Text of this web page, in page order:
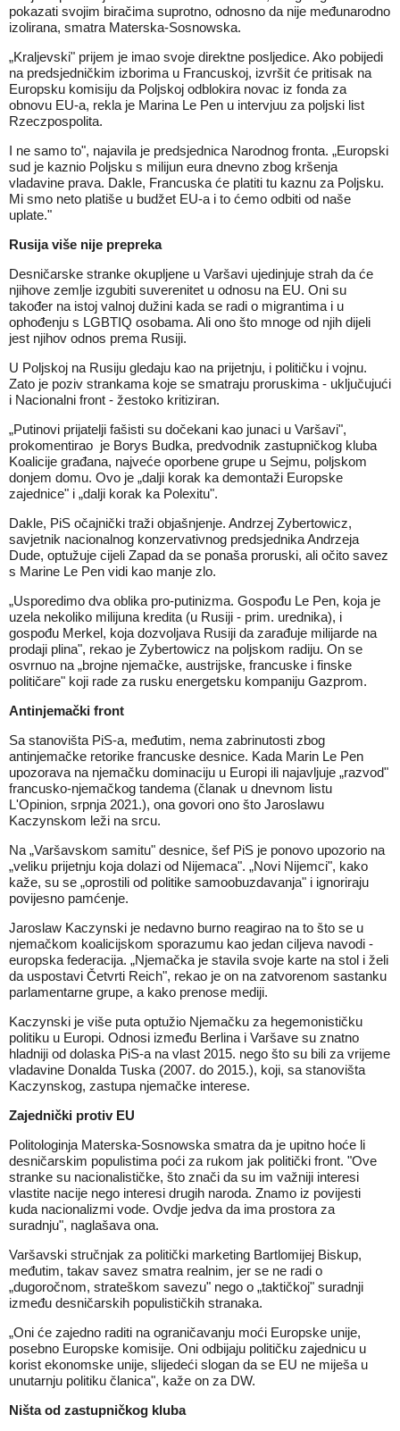
pokazati svojim biračima suprotno, odnosno da nije međunarodno
izolirana, smatra Materska-Sosnowska.
„Kraljevski" prijem je imao svoje direktne posljedice. Ako pobijedi
na predsjedničkim izborima u Francuskoj, izvršit će pritisak na
Europsku komisiju da Poljskoj odblokira novac iz fonda za
obnovu EU-a, rekla je Marina Le Pen u intervjuu za poljski list
Rzeczpospolita.
I ne samo to", najavila je predsjednica Narodnog fronta. „Europski
sud je kaznio Poljsku s milijun eura dnevno zbog kršenja
vladavine prava. Dakle, Francuska će platiti tu kaznu za Poljsku.
Mi smo neto platiše u budžet EU-a i to ćemo odbiti od naše
uplate."
Rusija više nije prepreka
Desničarske stranke okupljene u Varšavi ujedinjuje strah da će
njihove zemlje izgubiti suverenitet u odnosu na EU. Oni su
također na istoj valnoj dužini kada se radi o migrantima i u
ophođenju s LGBTIQ osobama. Ali ono što mnoge od njih dijeli
jest njihov odnos prema Rusiji.
U Poljskoj na Rusiju gledaju kao na prijetnju, i političku i vojnu.
Zato je poziv strankama koje se smatraju proruskima - uključujući
i Nacionalni front - žestoko kritiziran.
„Putinovi prijatelji fašisti su dočekani kao junaci u Varšavi",
prokomentirao je Borys Budka, predvodnik zastupničkog kluba
Koalicije građana, najveće oporbene grupe u Sejmu, poljskom
donjem domu. Ovo je „dalji korak ka demontaži Europske
zajednice" i „dalji korak ka Polexitu".
Dakle, PiS očajnički traži objašnjenje. Andrzej Zybertowicz,
savjetnik nacionalnog konzervativnog predsjednika Andrzeja
Dude, optužuje cijeli Zapad da se ponaša proruski, ali očito savez
s Marine Le Pen vidi kao manje zlo.
„Usporedimo dva oblika pro-putinizma. Gospođu Le Pen, koja je
uzela nekoliko milijuna kredita (u Rusiji - prim. urednika), i
gospođu Merkel, koja dozvoljava Rusiji da zarađuje milijarde na
prodaji plina", rekao je Zybertowicz na poljskom radiju. On se
osvrnuo na „brojne njemačke, austrijske, francuske i finske
političare" koji rade za rusku energetsku kompaniju Gazprom.
Antinjemački front
Sa stanovišta PiS-a, međutim, nema zabrinutosti zbog
antinjemačke retorike francuske desnice. Kada Marin Le Pen
upozorava na njemačku dominaciju u Europi ili najavljuje „razvod"
francusko-njemačkog tandema (članak u dnevnom listu
L'Opinion, srpnja 2021.), ona govori ono što Jaroslawu
Kaczynskom leži na srcu.
Na „Varšavskom samitu" desnice, šef PiS je ponovo upozorio na
„veliku prijetnju koja dolazi od Nijemaca". „Novi Nijemci", kako
kaže, su se „oprostili od politike samoobuzdavanja" i ignoriraju
povijesno pamćenje.
Jaroslaw Kaczynski je nedavno burno reagirao na to što se u
njemačkom koalicijskom sporazumu kao jedan ciljeva navodi -
europska federacija. „Njemačka je stavila svoje karte na stol i želi
da uspostavi Četvrti Reich", rekao je on na zatvorenom sastanku
parlamentarne grupe, a kako prenose mediji.
Kaczynski je više puta optužio Njemačku za hegemonističku
politiku u Europi. Odnosi između Berlina i Varšave su znatno
hladniji od dolaska PiS-a na vlast 2015. nego što su bili za vrijeme
vladavine Donalda Tuska (2007. do 2015.), koji, sa stanovišta
Kaczynskog, zastupa njemačke interese.
Zajednički protiv EU
Politologinja Materska-Sosnowska smatra da je upitno hoće li
desničarskim populistima poći za rukom jak politički front. "Ove
stranke su nacionalističke, što znači da su im važniji interesi
vlastite nacije nego interesi drugih naroda. Znamo iz povijesti
kuda nacionalizmi vode. Ovdje jedva da ima prostora za
suradnju", naglašava ona.
Varšavski stručnjak za politički marketing Bartlomijej Biskup,
međutim, takav savez smatra realnim, jer se ne radi o
„dugoročnom, strateškom savezu" nego o „taktičkoj" suradnji
između desničarskih populističkih stranaka.
„Oni će zajedno raditi na ograničavanju moći Europske unije,
posebno Europske komisije. Oni odbijaju političku zajednicu u
korist ekonomske unije, slijedeći slogan da se EU ne miješa u
unutarnju politiku članica", kaže on za DW.
Ništa od zastupničkog kluba